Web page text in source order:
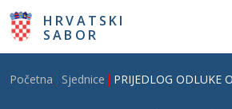
Skoči na glavni sadržaj
HRVATSKI
SABOR
Breadcrumb
Početna Sjednice PRIJEDLOG ODLUKE